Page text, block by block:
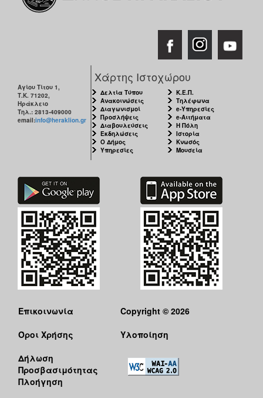
Αγίου Τίτου 1,
Τ.Κ. 71202,
Ηράκλειο
Τηλ.: 2813-409000
email:info@heraklion.gr
Χάρτης Ιστοχώρου
Δελτία Τύπου
Ανακοινώσεις
Διαγωνισμοί
Προσλήψεις
Διαβουλεύσεις
Εκδηλώσεις
Ο Δήμος
Υπηρεσίες
Κ.Ε.Π.
Τηλέφωνα
e-Υπηρεσίες
e-Αιτήματα
Η Πόλη
Ιστορία
Κνωσός
Μουσεία
Επικοινωνία
Όροι Χρήσης
Δήλωση
Προσβασιμότητας
Πλοήγηση
Copyright © 2026
Υλοποίηση